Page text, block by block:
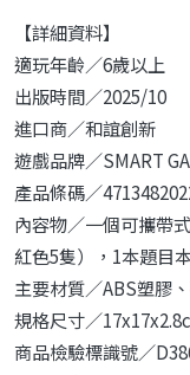
【詳細資料】
適玩年齡／6歲以上
出版時間／2025/10
進口商／和誼創新
遊戲品牌／SMART
產品條碼／
內容物／一個可攜帶
紅色5隻），1本題目
主要材質／ABS塑膠
規格尺寸／
商品檢驗標識號／